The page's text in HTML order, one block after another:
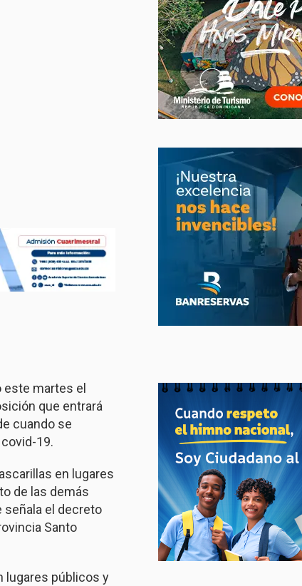
este martes el
que entrará
cuando se
19.
en lugares
de las demás
el decreto
Santo
lugares públicos y